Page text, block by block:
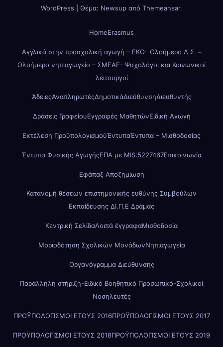
WordPress
Θέμα: Newsup από Themeansar.
HomeErasmus
Αγγλικά στην προσχολική αγωγή – ΕΚΟ- Ολοήμερο Δ.Σ. –
Ολοήμερο νηπιαγωγείο – ΣΜΕΑΕ- Ψυχολόγοι και Κοινωνικοί
λειτουργοί
ΆδειεςΑναπληρωτέςΔημοτικάΔιεύθυνσηΔιευθυντής
Δράσεις ΓραφείουΕγγραφές ΜαθητώνΕιδική Αγωγή
Εκτέλεση ΠροϋπολογισμούΈντυπαΈντυπα – Μισθοδοσίας
Έντυπα Φυσικής ΑγωγήςΕΠΑ με MIS:5227467Επικοινωνία
Εφάπαξ Αποζημίωση
Κατανομή θέσεων επιστημονικής ευθύνης Συμβούλων
Εκπαίδευσης ΔΙ.Π.Ε Δράμας
Κεντρική ΣελίδαΛοιπά έγγραφαΜισθοδοσία
Μοριοδότηση Σχολικών ΜονάδωνΝηπιαγωγεία
Οργανόγραμμα Διεύθυνσης
Παράλληλη στήριξη-Ειδικό Βοηθητικό Προσωπικό-Σχολικοί
Νοσηλευτές
ΠΡΟΫΠΟΛΟΓΙΣΜΟΙ ΕΤΟΥΣ 2016ΠΡΟΫΠΟΛΟΓΙΣΜΟΙ ΕΤΟΥΣ 2017
ΠΡΟΫΠΟΛΟΓΙΣΜΟΙ ΕΤΟΥΣ 2018ΠΡΟΫΠΟΛΟΓΙΣΜΟΙ ΕΤΟΥΣ 2019